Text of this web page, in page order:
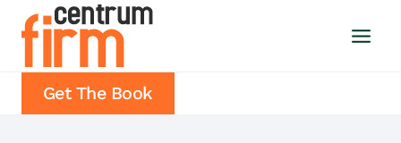
Przejdź
Get The Book